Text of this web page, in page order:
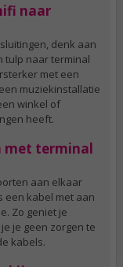
naar
denk aan
tulp naar terminal
met een
muziekinstallatie
winkel of
heeft.
met terminal
aan elkaar
een kabel met aan
Zo geniet je
je geen zorgen te
kabels.